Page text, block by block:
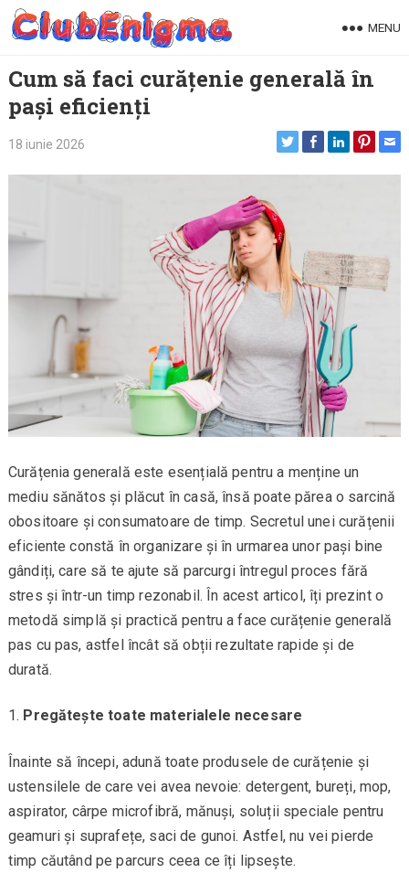
Skip
MENU
Cum să faci curățenie generală în
pași eficienți
18 iunie 2026
Curățenia generală este esențială pentru a menține un
mediu sănătos și plăcut în casă, însă poate părea o sarcină
obositoare și consumatoare de timp. Secretul unei curățenii
eficiente constă în organizare și în urmarea unor pași bine
gândiți, care să te ajute să parcurgi întregul proces fără
stres și într-un timp rezonabil. În acest articol, îți prezint o
metodă simplă și practică pentru a face curățenie generală
pas cu pas, astfel încât să obții rezultate rapide și de
durată.
Pregătește toate materialele necesare
Înainte să începi, adună toate produsele de curățenie și
ustensilele de care vei avea nevoie: detergent, bureți, mop,
aspirator, cârpe microfibră, mănuși, soluții speciale pentru
geamuri și suprafețe, saci de gunoi. Astfel, nu vei pierde
timp căutând pe parcurs ceea ce îți lipsește.